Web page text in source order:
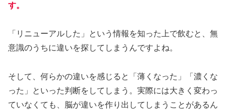
す。
「リニューアルした」という情報を知った上で飲むと、無
意識のうちに違いを探してしまうんですよね。
そして、何らかの違いを感じると「薄くなった」「濃くな
った」といった判断をしてしまう。実際には大きく変わっ
ていなくても、脳が違いを作り出してしまうことがあるん